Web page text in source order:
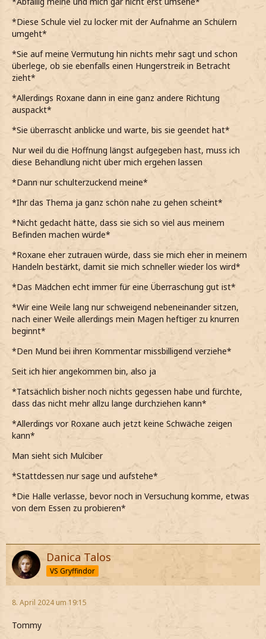
*Diese Schule viel zu locker mit der Aufnahme an Schülern
umgeht*
*Sie auf meine Vermutung hin nichts mehr sagt und schon
überlege, ob sie ebenfalls einen Hungerstreik in Betracht
zieht*
*Allerdings Roxane dann in eine ganz andere Richtung
auspackt*
*Sie überrascht anblicke und warte, bis sie geendet hat*
Nur weil du die Hoffnung längst aufgegeben hast, muss ich
diese Behandlung nicht über mich ergehen lassen
*Dann nur schulterzuckend meine*
*Ihr das Thema ja ganz schön nahe zu gehen scheint*
*Nicht gedacht hätte, dass sie sich so viel aus meinem
Befinden machen würde*
*Roxane eher zutrauen würde, dass sie mich eher in meinem
Handeln bestärkt, damit sie mich schneller wieder los wird*
*Das Mädchen echt immer für eine Überraschung gut ist*
*Wir eine Weile lang nur schweigend nebeneinander sitzen,
nach einer Weile allerdings mein Magen heftiger zu knurren
beginnt*
*Den Mund bei ihren Kommentar missbilligend verziehe*
Seit ich hier angekommen bin, also ja
*Tatsächlich bisher noch nichts gegessen habe und fürchte,
dass das nicht mehr allzu lange durchziehen kann*
*Allerdings vor Roxane auch jetzt keine Schwäche zeigen
kann*
Man sieht sich Mulciber
*Stattdessen nur sage und aufstehe*
*Die Halle verlasse, bevor noch in Versuchung komme, etwas
von dem Essen zu probieren*
Danica Talos
VS Gryffindor
8. April 2024 um 19:15
Tommy